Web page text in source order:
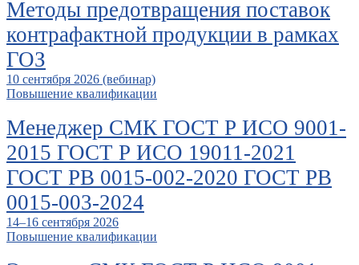
Методы предотвращения поставок
контрафактной продукции в рамках
ГОЗ
10 сентября 2026 (вебинар)
Повышение квалификации
Менеджер СМК ГОСТ Р ИСО 9001-
2015 ГОСТ Р ИСО 19011-2021
ГОСТ РВ 0015-002-2020 ГОСТ РВ
0015-003-2024
14–16 сентября 2026
Повышение квалификации